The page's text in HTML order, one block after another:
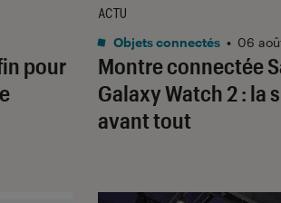
pour
Montre connectée
Galaxy Watch 2 : la
avant tout
ACTU
Objets connectés • 06